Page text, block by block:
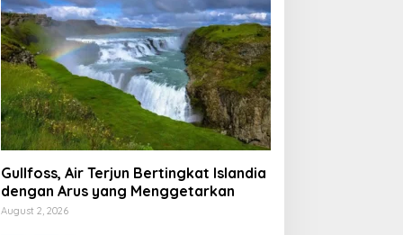
Gullfoss, Air Terjun Bertingkat Islandia
dengan Arus yang Menggetarkan
August 2, 2026